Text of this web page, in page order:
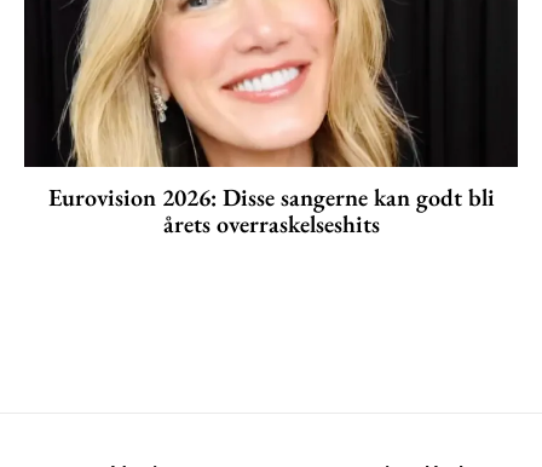
Eurovision 2026: Disse sangerne kan godt bli
årets overraskelseshits